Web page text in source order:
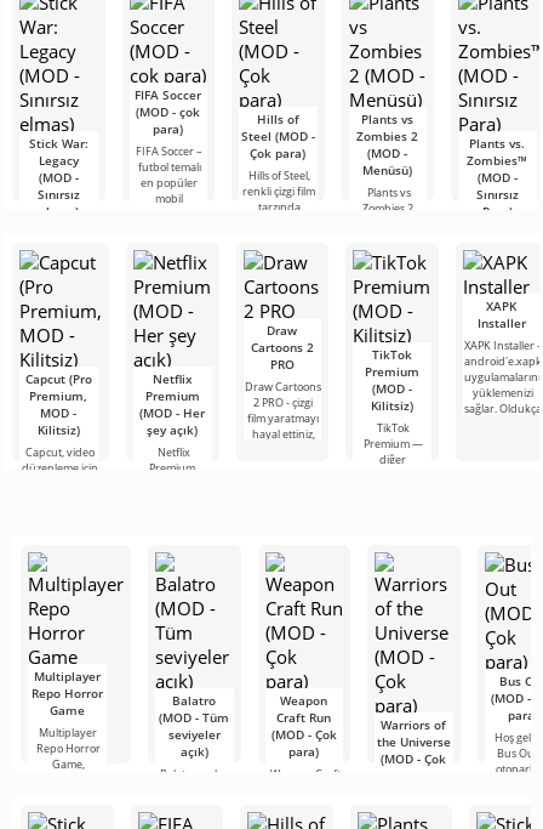
Stick War:
Legacy
(MOD -
Sınırsız
elmas)
Legacy —
sadece bir
gerçek zamanlı
askeri strateji
oyunu değil,
aynı zamanda
efsanevi
FIFA Soccer
(MOD - çok
para)
FIFA Soccer –
futbol temalı
en popüler
mobil
grafikleri,
Hills of
Steel (MOD -
Çok para)
Hills of Steel,
renkli çizgi film
tarzında
tanklarla ilgili
eğlenceli bir
Plants vs
Zombies 2
(MOD -
Menüsü)
Plants vs
Zombies 2,
Android için
strateji
oyununun
heyecan verici
bir
Plants vs.
Zombies™
(MOD -
Sınırsız
Para)
Zombies™,
2010 yılında
piyasaya
sürülen
eğlenceli bir
Android
oyunudur ve
bu güne kadar
Capcut (Pro
Premium,
MOD -
Kilitsiz)
Capcut, video
düzenleme için
mobil
Netflix
Premium
(MOD - Her
şey açık)
Netflix
Premium,
popüler
hizmetlerden
Draw
Cartoons 2
PRO
Draw Cartoons
2 PRO - çizgi
film yaratmayı
hayal ettiniz,
TikTok
Premium
(MOD -
Kilitsiz)
TikTok
Premium —
diğer
bulmanızı
sağlayan
XAPK
Installer
XAPK Installer -
android'e.xapk
uygulamalarını
yüklemenizi
sağlar. Oldukça
Multiplayer
Repo Horror
Game
Multiplayer
Repo Horror
Game,
Balatro
(MOD - Tüm
seviyeler
açık)
Balatro, poker
oluşturma
Weapon
Craft Run
(MOD - Çok
para)
Weapon Craft
stüdyosu
Warriors of
the Universe
(MOD - Çok
Universe,
Bus
(MOD -
para)
Hoş
Bus